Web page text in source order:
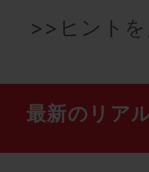
>>ヒントを
最新のリア